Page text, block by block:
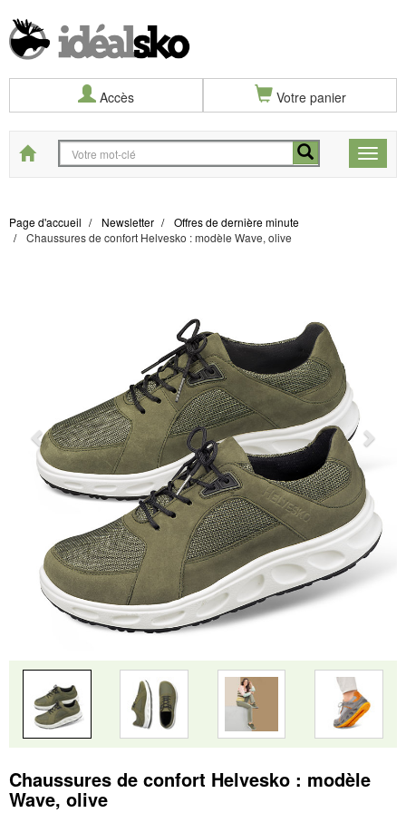
Accès Votre panier
Toggle
Start
Page d'accueil Newsletter
Offres de dernière minute
Chaussures de confort Helvesko : modèle Wave, olive
Chaussures de confort Helvesko : modèle
Wave, olive